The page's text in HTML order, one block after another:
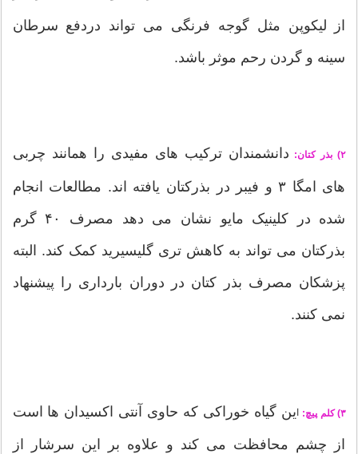
از لیکوپن مثل گوجه فرنگی می تواند دردفع سرطان
سینه و گردن رحم موثر باشد.
۲) بذر کتان: دانشمندان ترکیب های مفیدی را همانند چربی
های امگا ۳ و فیبر در بذرکتان یافته اند. مطالعات انجام
شده در کلینیک مایو نشان می دهد مصرف ۴۰ گرم
بذرکتان می تواند به کاهش تری گلیسیرید کمک کند. البته
پزشکان مصرف بذر کتان در دوران بارداری را پیشنهاد
نمی کنند.
۳) کلم پیچ: این گیاه خوراکی که حاوی آنتی اکسیدان ها است
از چشم محافظت می کند و علاوه بر این سرشار از